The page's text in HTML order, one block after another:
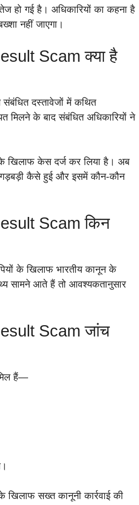
तेज हो गई है। अधिकारियों का कहना है
नहीं जाएगा।
Scam क्या है
दस्तावेजों में कथित
मिलने के बाद संबंधित अधिकारियों ने
खिलाफ केस दर्ज कर लिया है। अब
गड़बड़ी कैसे हुई और इसमें कौन-कौन
Scam किन
के खिलाफ भारतीय कानून के
सामने आते हैं तो आवश्यकतानुसार
Scam जांच
हैं—
खिलाफ सख्त कानूनी कार्रवाई की